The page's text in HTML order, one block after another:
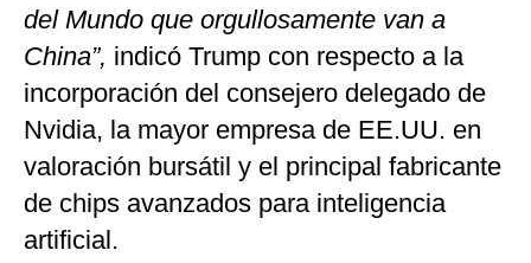
del Mundo que orgullosamente van a
China”, indicó Trump con respecto a la
incorporación del consejero delegado de
Nvidia, la mayor empresa de EE.UU. en
valoración bursátil y el principal fabricante
de chips avanzados para inteligencia
artificial.